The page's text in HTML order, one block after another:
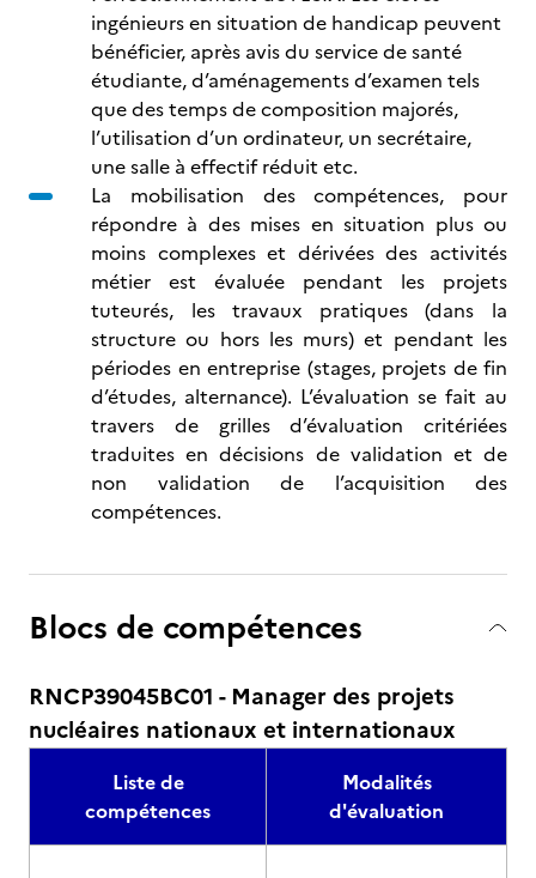
ingénieurs en situation de handicap peuvent
bénéficier, après avis du service de santé
étudiante, d’aménagements d’examen tels
que des temps de composition majorés,
l’utilisation d’un ordinateur, un secrétaire,
une salle à effectif réduit etc.
La mobilisation des compétences, pour
répondre à des mises en situation plus ou
moins complexes et dérivées des activités
métier est évaluée pendant les projets
tuteurés, les travaux pratiques (dans la
structure ou hors les murs) et pendant les
périodes en entreprise (stages, projets de fin
d’études, alternance). L’évaluation se fait au
travers de grilles d’évaluation critériées
traduites en décisions de validation et de
non validation de l’acquisition des
compétences.
Blocs de compétences
RNCP39045BC01 - Manager des projets
nucléaires nationaux et internationaux
Liste de
compétences
Modalités
d'évaluation